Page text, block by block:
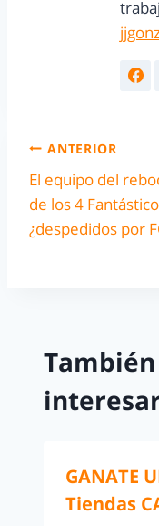
ANTERIOR
El equipo del
de los 4
¿despedidos por
GANATE
Tiendas